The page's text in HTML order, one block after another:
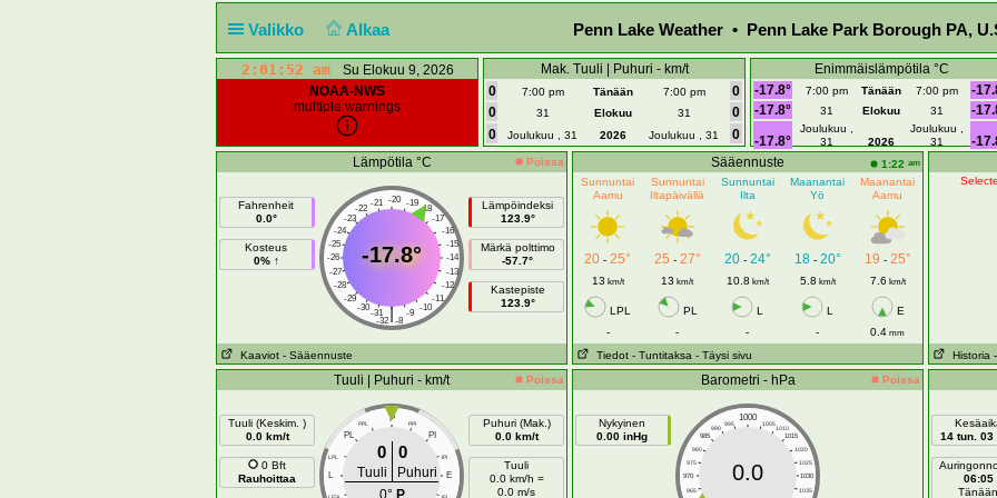
Valikko Alkaa Penn Lake Weather • Penn Lake Park Borough PA,
2:01:52 am
Su Elokuu 9, 2026
NOAA-NWS
multiple warnings
Mak. Tuuli | Puhuri - km/t
0
7:00 pm Tänään 7:00 pm
0
0
31 Elokuu 31
0
0
Joulukuu , 31 2026 Joulukuu , 31 0
Enimmäislämpötila °C
-17.8°
7:00 pm Tänään 7:00 pm
-
-17.8°
31 Elokuu 31
-
-17.8°
Joulukuu ,
31
2026
Joulukuu ,
31
-
Lämpötila °C
Poissa
Fahrenheit
0.0°
Kosteus
0% ↑
-20
-21 -19
-22
-18
-23
-17
-24
-16
-25
-15
-26
-14
-27
-13
-28
-12
-29
-11
-30
-10
-31 -9
|
-32 -8
-17.8°
Lämpöindeksi
123.9°
Märkä polttimo
-57.7°
Kastepiste
123.9°
Kaaviot - Sääennuste
Sääennuste 1:22 am
Sunnuntai
Aamu
Sunnuntai
Iltapäivällä
Sunnuntai
Ilta
Maanantai
Yö
Maanantai
Aamu
20 - 25° 25 - 27° 20- 24° 18- 20° 19 - 25°
13 km/t 13 km/t 10.8 km/t 5.8 km/t 7.6 km/t
LPL PL L L
E
-
- - - 0.4 mm
Tiedot - Tuntitaksa - Täysi sivu Historia
Tuuli | Puhuri - km/t Poissa
Tuuli (Keskim. )
0.0 km/t
0 Bft
Rauhoittaa
P
PPL PPI
PL PI
LPL IPI
L E
0 0
Tuuli
Puhuri
0° P
Puhuri (Mak.)
0.0 km/t
Tuuli
0.0 km/h =
0.0 m/s
Barometri - hPa Poissa
Nykyinen
0.00 inHg
1000
995 1005
990
1010
985
1015
980
1020
975
1025
970
1030
965 1035
0.0
14 tun. 03
06:05
Tänään